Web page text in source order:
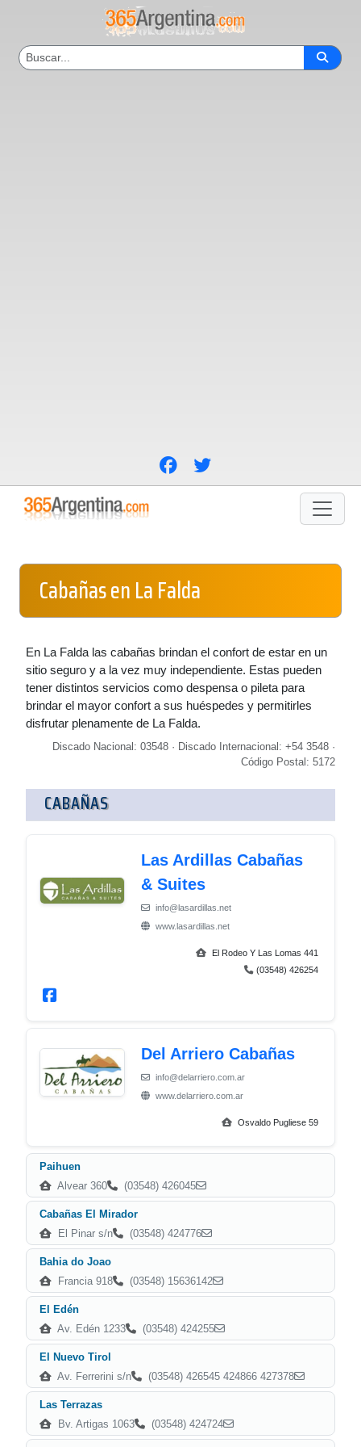
Cabañas en La Falda
En La Falda las cabañas brindan el confort de estar en un
sitio seguro y a la vez muy independiente. Estas pueden
tener distintos servicios como despensa o pileta para
brindar el mayor confort a sus huéspedes y permitirles
disfrutar plenamente de La Falda.
Discado Nacional: 03548 · Discado Internacional: +54 3548 ·
Código Postal: 5172
CABAÑAS
Las Ardillas Cabañas
& Suites
info@lasardillas.net
www.lasardillas.net
El Rodeo Y Las Lomas 441
(03548) 426254
Del Arriero Cabañas
info@delarriero.com.ar
www.delarriero.com.ar
Osvaldo Pugliese 59
Paihuen
Alvear 360
(03548) 426045
Cabañas El Mirador
El Pinar s/n
(03548) 424776
Bahia do Joao
Francia 918
(03548) 15636142
El Edén
Av. Edén 1233
(03548) 424255
El Nuevo Tirol
Av. Ferrerini s/n
(03548) 426545 424866 427378
Las Terrazas
Bv. Artigas 1063
(03548) 424724